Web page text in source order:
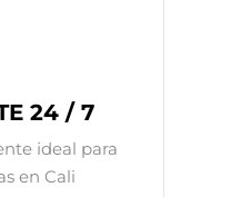
24 / 7
ideal para
en Cali